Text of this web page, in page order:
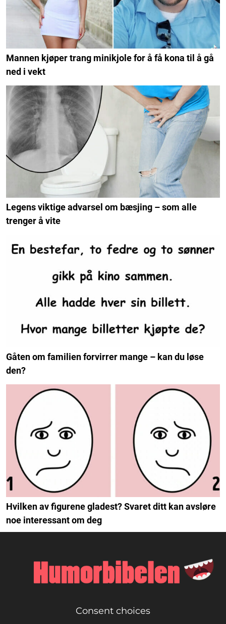
Mannen kjøper trang minikjole for å få kona til å gå
ned i vekt
Legens viktige advarsel om bæsjing – som alle
trenger å vite
Gåten om familien forvirrer mange – kan du løse
den?
Hvilken av figurene gladest? Svaret ditt kan avsløre
noe interessant om deg
Consent choices